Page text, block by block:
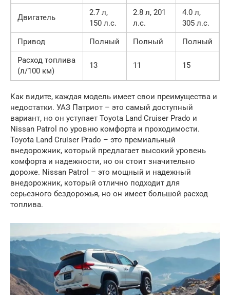
Двигатель
2.7 л,
150 л.с.
2.8 л, 201
л.с.
4.0 л,
305 л.с.
Привод
Полный Полный
Полный
Расход топлива
(л/100 км)
13 11 15
Как видите, каждая модель имеет свои преимущества и
недостатки. УАЗ Патриот – это самый доступный
вариант, но он уступает Toyota Land Cruiser Prado и
Nissan Patrol по уровню комфорта и проходимости.
Toyota Land Cruiser Prado – это премиальный
внедорожник, который предлагает высокий уровень
комфорта и надежности, но он стоит значительно
дороже. Nissan Patrol – это мощный и надежный
внедорожник, который отлично подходит для
серьезного бездорожья, но он имеет большой расход
топлива.